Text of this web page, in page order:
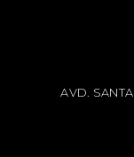
AVD.